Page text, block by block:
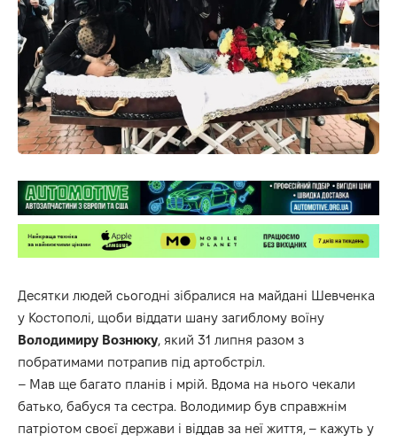
Десятки людей сьогодні зібралися на майдані Шевченка
у Костополі, щоби віддати шану загиблому воїну
Володимиру Вознюку, який 31 липня разом з
побратимами потрапив під артобстріл.
– Мав ще багато планів і мрій. Вдома на нього чекали
батько, бабуся та сестра. Володимир був справжнім
патріотом своєї держави і віддав за неї життя, – кажуть у